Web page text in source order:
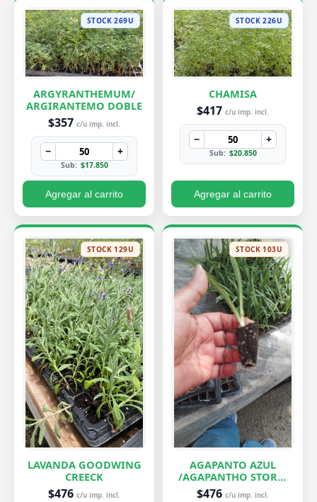
STOCK 269U
ARGYRANTHEMUM/
ARGIRANTEMO DOBLE
$357 c/u imp. incl.
− +
Sub: $17.850
Agregar al carrito
STOCK 226U
CHAMISA
$417 c/u imp. incl.
− +
Sub: $20.850
Agregar al carrito
STOCK 129U
LAVANDA GOODWING
CREECK
$476 c/u imp. incl.
STOCK 103U
AGAPANTO AZUL
/AGAPANTHO STORM
CLOUD
$476 c/u imp. incl.